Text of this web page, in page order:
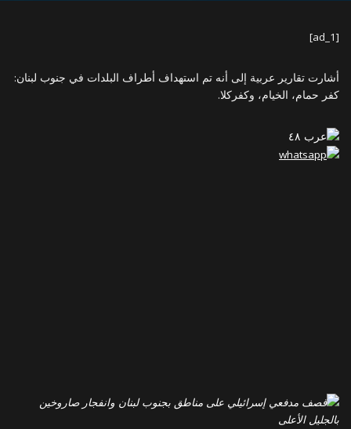
[ad_1]
أشارت تقارير عربية إلى أنه تم استهداف أطراف البلدات في جنوب لبنان:
كفر حمام، الخيام، وكفركلا.